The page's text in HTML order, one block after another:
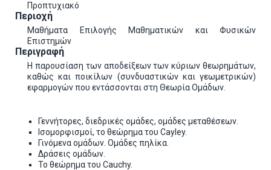
Προπτυχιακό
Περιοχή
Μαθήματα Επιλογής Μαθηματικών και Φυσικών
Επιστημών
Περιγραφή
Η παρουσίαση των αποδείξεων των κύριων θεωρημάτων,
καθώς και ποικίλων (συνδυαστικών και γεωμετρικών)
εφαρμογών που εντάσσονται στη Θεωρία Ομάδων.
Γεννήτορες, διεδρικές ομάδες, ομάδες μεταθέσεων.
Ισομορφισμοί, το θεώρημα του Cayley.
Γινόμενα ομάδων. Ομάδες πηλίκα.
Δράσεις ομάδων.
Το θεώρημα του Cauchy.